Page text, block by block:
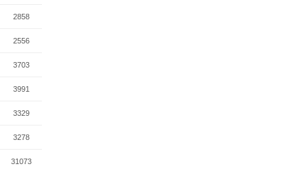
2858
2556
3703
3991
3329
3278
31073